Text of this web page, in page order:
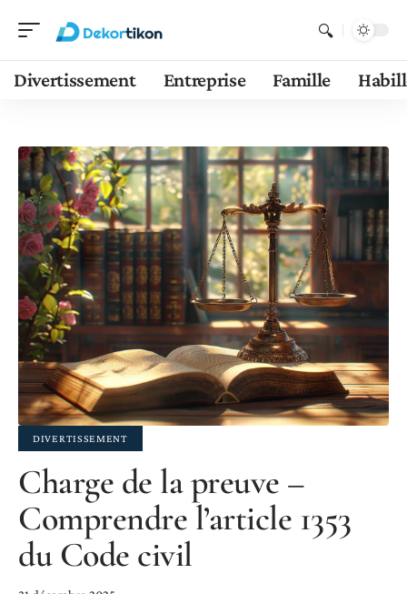
Divertissement Entreprise Famille
DIVERTISSEMENT
Charge de la preuve –
Comprendre l’article 1353
du Code civil